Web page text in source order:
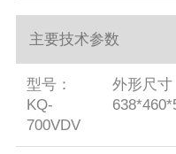
主要技术参数
型号：
KQ-
700VDV
外形尺寸